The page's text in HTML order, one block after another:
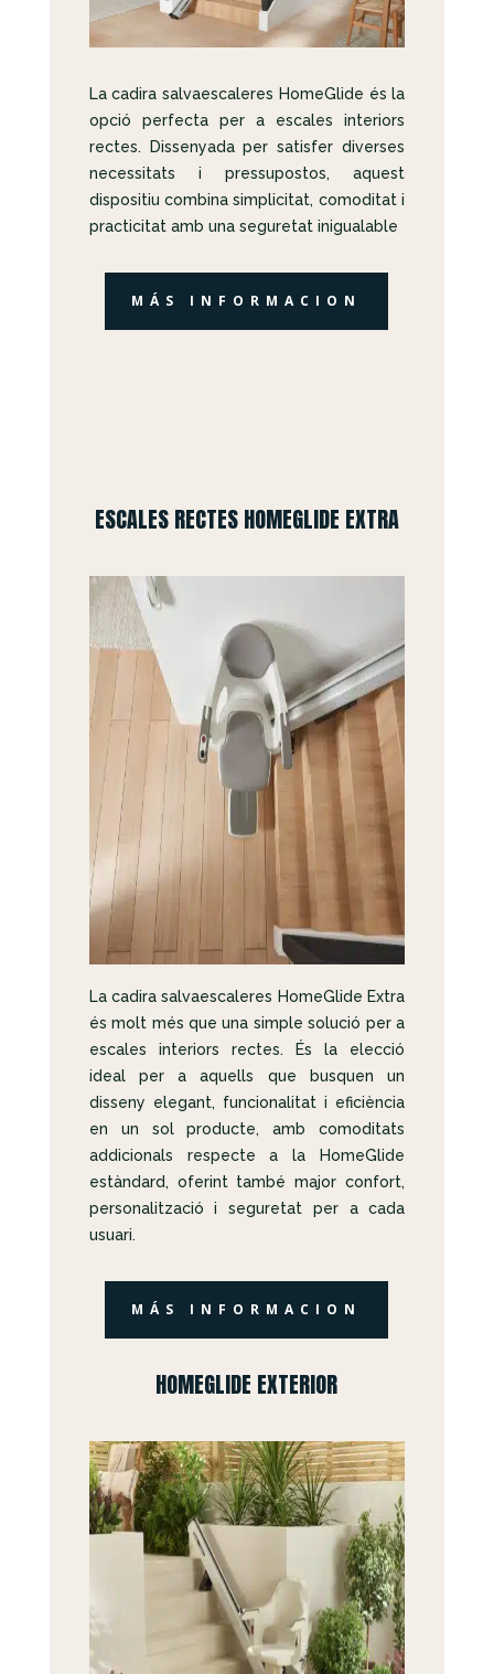
La cadira salvaescaleres HomeGlide és la
opció perfecta per a escales interiors
rectes. Dissenyada per satisfer diverses
necessitats i pressupostos, aquest
dispositiu combina simplicitat, comoditat i
practicitat amb una seguretat inigualable
MÁS INFORMACION
ESCALES RECTES HOMEGLIDE EXTRA
La cadira salvaescaleres HomeGlide Extra
és molt més que una simple solució per a
escales interiors rectes. És la elecció
ideal per a aquells que busquen un
disseny elegant, funcionalitat i eficiència
en un sol producte, amb comoditats
addicionals respecte a la HomeGlide
estàndard, oferint també major confort,
personalització i seguretat per a cada
usuari.
MÁS INFORMACION
HOMEGLIDE EXTERIOR